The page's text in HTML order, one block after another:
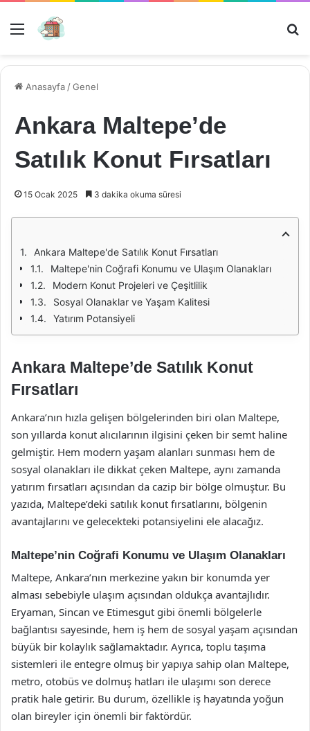
Menü
Anasayfa /Genel
Ankara Maltepe’de
Satılık Konut Fırsatları
15 Ocak 2025 3 dakika okuma süresi
Ankara Maltepe'de Satılık Konut Fırsatları
Maltepe'nin Coğrafi Konumu ve Ulaşım Olanakları
Modern Konut Projeleri ve Çeşitlilik
Sosyal Olanaklar ve Yaşam Kalitesi
Yatırım Potansiyeli
Ankara Maltepe’de Satılık Konut
Fırsatları
Ankara’nın hızla gelişen bölgelerinden biri olan Maltepe,
son yıllarda konut alıcılarının ilgisini çeken bir semt haline
gelmiştir. Hem modern yaşam alanları sunması hem de
sosyal olanakları ile dikkat çeken Maltepe, aynı zamanda
yatırım fırsatları açısından da cazip bir bölge olmuştur. Bu
yazıda, Maltepe’deki satılık konut fırsatlarını, bölgenin
avantajlarını ve gelecekteki potansiyelini ele alacağız.
Maltepe’nin Coğrafi Konumu ve Ulaşım Olanakları
Maltepe, Ankara’nın merkezine yakın bir konumda yer
alması sebebiyle ulaşım açısından oldukça avantajlıdır.
Eryaman, Sincan ve Etimesgut gibi önemli bölgelerle
bağlantısı sayesinde, hem iş hem de sosyal yaşam açısından
büyük bir kolaylık sağlamaktadır. Ayrıca, toplu taşıma
sistemleri ile entegre olmuş bir yapıya sahip olan Maltepe,
metro, otobüs ve dolmuş hatları ile ulaşımı son derece
pratik hale getirir. Bu durum, özellikle iş hayatında yoğun
olan bireyler için önemli bir faktördür.